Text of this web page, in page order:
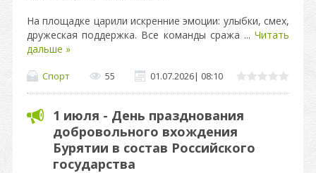
На площадке царили искренние эмоции: улыбки, смех,
дружеская поддержка. Все команды сража ...Читать
дальше »
Спорт 55 01.07.2026| 08:10
1 июля - День празднования
добровольного вхождения
Бурятии в состав Российского
государства